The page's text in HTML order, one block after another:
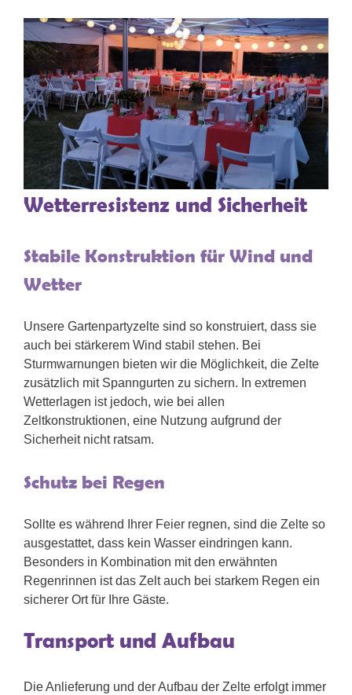
Wetterresistenz und Sicherheit
Stabile Konstruktion für Wind und
Wetter
Unsere Gartenpartyzelte sind so konstruiert, dass sie
auch bei stärkerem Wind stabil stehen. Bei
Sturmwarnungen bieten wir die Möglichkeit, die Zelte
zusätzlich mit Spanngurten zu sichern. In extremen
Wetterlagen ist jedoch, wie bei allen
Zeltkonstruktionen, eine Nutzung aufgrund der
Sicherheit nicht ratsam.
Schutz bei Regen
Sollte es während Ihrer Feier regnen, sind die Zelte so
ausgestattet, dass kein Wasser eindringen kann.
Besonders in Kombination mit den erwähnten
Regenrinnen ist das Zelt auch bei starkem Regen ein
sicherer Ort für Ihre Gäste.
Transport und Aufbau
Die Anlieferung und der Aufbau der Zelte erfolgt immer